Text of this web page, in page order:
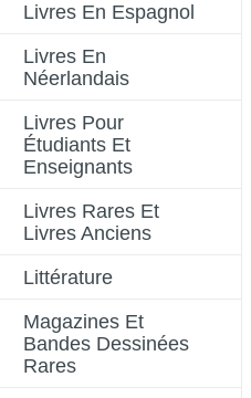
Livres En Espagnol
Livres En
Néerlandais
Livres Pour
Étudiants Et
Enseignants
Livres Rares Et
Livres Anciens
Littérature
Magazines Et
Bandes Dessinées
Rares